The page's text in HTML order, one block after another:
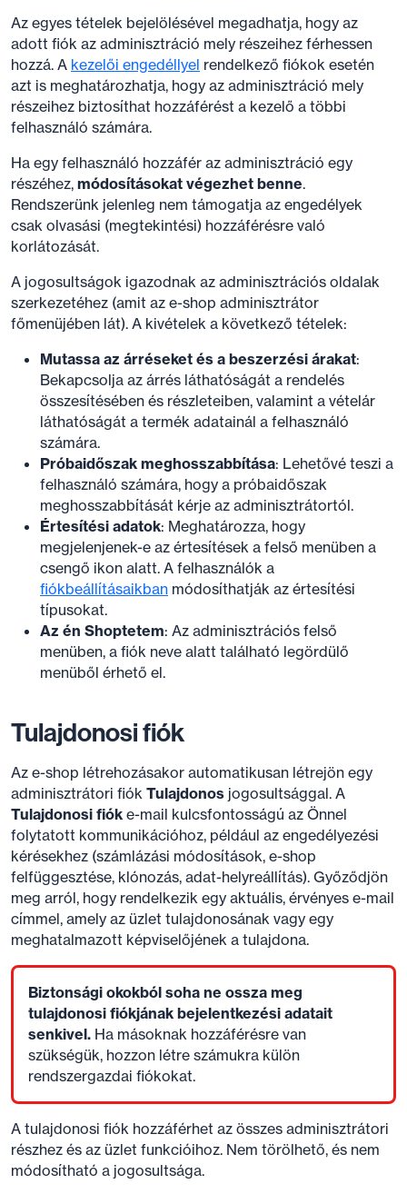
Az egyes tételek bejelölésével megadhatja, hogy az
adott fiók az adminisztráció mely részeihez férhessen
hozzá. A kezelői engedéllyel rendelkező fiókok esetén
azt is meghatározhatja, hogy az adminisztráció mely
részeihez biztosíthat hozzáférést a kezelő a többi
felhasználó számára.
Ha egy felhasználó hozzáfér az adminisztráció egy
részéhez, módosításokat végezhet benne.
Rendszerünk jelenleg nem támogatja az engedélyek
csak olvasási (megtekintési) hozzáférésre való
korlátozását.
A jogosultságok igazodnak az adminisztrációs oldalak
szerkezetéhez (amit az e-shop adminisztrátor
főmenüjében lát). A kivételek a következő tételek:
Mutassa az árréseket és a beszerzési árakat:
Bekapcsolja az árrés láthatóságát a rendelés
összesítésében és részleteiben, valamint a vételár
láthatóságát a termék adatainál a felhasználó
számára.
Próbaidőszak meghosszabbítása: Lehetővé teszi a
felhasználó számára, hogy a próbaidőszak
meghosszabbítását kérje az adminisztrátortól.
Értesítési adatok: Meghatározza, hogy
megjelenjenek-e az értesítések a felső menüben a
csengő ikon alatt. A felhasználók a
fiókbeállításaikban módosíthatják az értesítési
típusokat.
Az én Shoptetem: Az adminisztrációs felső
menüben, a fiók neve alatt található legördülő
menüből érhető el.
Tulajdonosi fiók
Az e-shop létrehozásakor automatikusan létrejön egy
adminisztrátori fiók Tulajdonos jogosultsággal. A
Tulajdonosi fiók e-mail kulcsfontosságú az Önnel
folytatott kommunikációhoz, például az engedélyezési
kérésekhez (számlázási módosítások, e-shop
felfüggesztése, klónozás, adat-helyreállítás). Győződjön
meg arról, hogy rendelkezik egy aktuális, érvényes e-mail
címmel, amely az üzlet tulajdonosának vagy egy
meghatalmazott képviselőjének a tulajdona.
Biztonsági okokból soha ne ossza meg
tulajdonosi fiókjának bejelentkezési adatait
senkivel. Ha másoknak hozzáférésre van
szükségük, hozzon létre számukra külön
rendszergazdai fiókokat.
A tulajdonosi fiók hozzáférhet az összes adminisztrátori
részhez és az üzlet funkcióihoz. Nem törölhető, és nem
módosítható a jogosultsága.